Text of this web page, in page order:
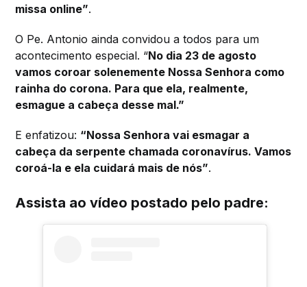
missa online”.
O Pe. Antonio ainda convidou a todos para um
acontecimento especial. “No dia 23 de agosto
vamos coroar solenemente Nossa Senhora como
rainha do corona. Para que ela, realmente,
esmague a cabeça desse mal.”
E enfatizou: “Nossa Senhora vai esmagar a
cabeça da serpente chamada coronavírus. Vamos
coroá-la e ela cuidará mais de nós”.
Assista ao vídeo postado pelo padre: